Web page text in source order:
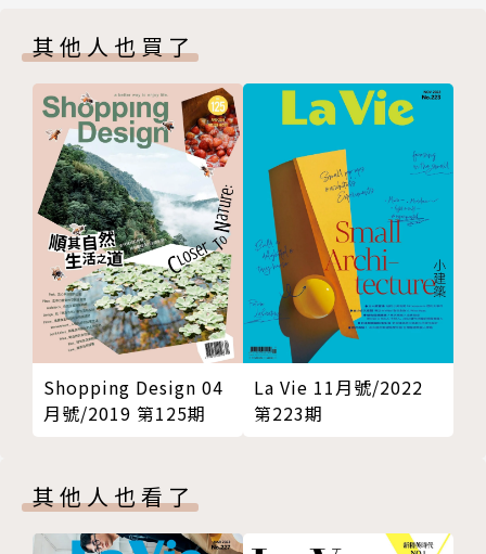
LIFESTYLE_跑吧，也可以是一趟精神旅行 專訪LAND
ED、LIT TAIPEI
LIFESTYLE_看展覽的另類選擇
VIVA GOURMET_冬日暖心饗宴 層層遞進的感官體驗
訂購單
其他人也買了
Shopping Design 04
月號/2019 第125期
La Vie 11月號/2022
第223期
其他人也看了